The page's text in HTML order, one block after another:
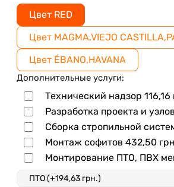
Цвет RED
Цвет MAGMA,VIEJO
Цвет ÉBANO,HAVANA
Дополнительные услуги:
Технический надзор 116,16
Разработка проекта и узлов
Сборка стропильной
Монтаж софитов 432,50
Монтирование ПТО, ПВХ